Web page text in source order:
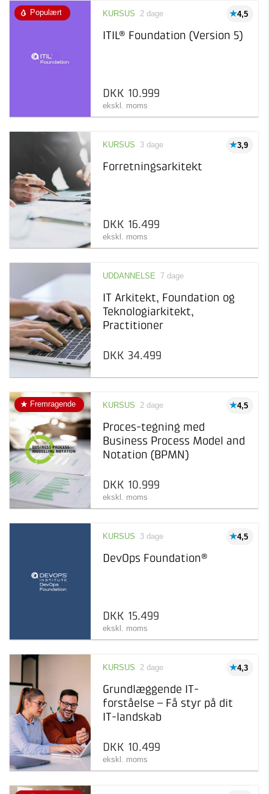
Populært 4,5
KURSUS 2 dage
ITIL® Foundation (Version 5)
DKK 10.999
ekskl. moms
3,9
KURSUS 3 dage
Forretningsarkitekt
DKK 16.499
ekskl. moms
UDDANNELSE 7 dage
IT Arkitekt, Foundation og
Teknologiarkitekt,
Practitioner
DKK 34.499
Fremragende 4,5
KURSUS 2 dage
Proces-tegning med
Business Process Model and
Notation (BPMN)
DKK 10.999
ekskl. moms
4,5
KURSUS 3 dage
DevOps Foundation®
DKK 15.499
ekskl. moms
4,3
KURSUS 2 dage
Grundlæggende IT-
forståelse – Få styr på dit
IT-landskab
DKK 10.499
ekskl. moms